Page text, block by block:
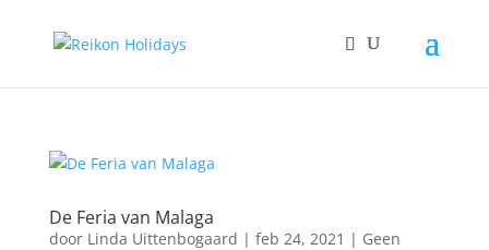
De Feria van Malaga
door Linda Uittenbogaard | feb 24, 2021 | Geen